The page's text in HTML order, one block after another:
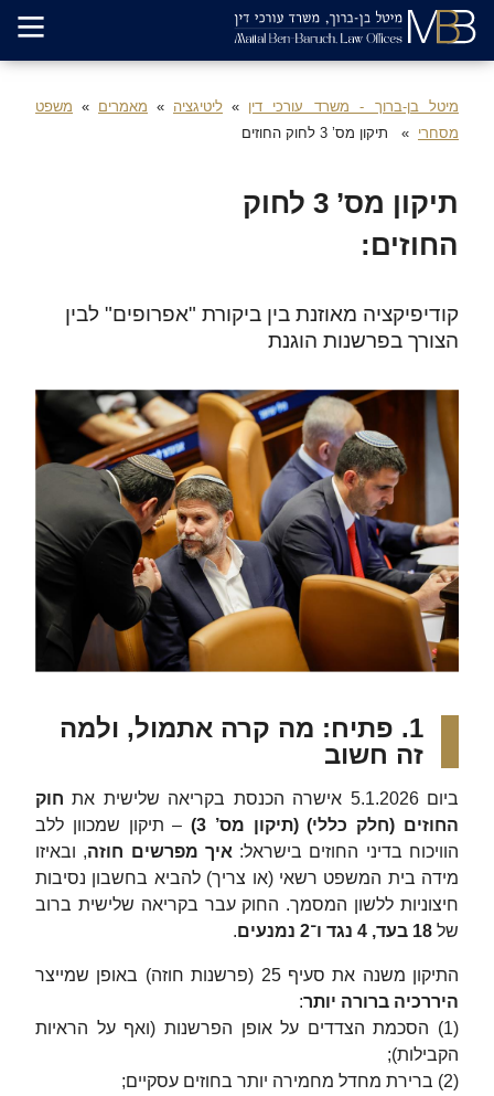
מיטל בן-ברוך - משרד עורכי דין ליטיגציה מאמרים
משפט
מסחרי
תיקון מס’ 3 לחוק החוזים
תיקון מס’ 3 לחוק
החוזים:
קודיפיקציה מאוזנת בין ביקורת "אפרופים" לבין
הצורך בפרשנות הוגנת
1. פתיח: מה קרה אתמול, ולמה
זה חשוב
ביום 5.1.2026 אישרה הכנסת בקריאה שלישית את
חוק
החוזים (חלק כללי) (תיקון מס’ 3)
– תיקון שמכוון ללב
הוויכוח בדיני החוזים בישראל: איך מפרשים חוזה, ובאיזו
מידה בית המשפט רשאי (או צריך) להביא בחשבון נסיבות
חיצוניות ללשון המסמך. החוק עבר בקריאה שלישית ברוב
של 18 בעד, 4 נגד ו־2 נמנעים .
התיקון משנה את סעיף 25 (פרשנות חוזה) באופן שמייצר
היררכיה ברורה יותר:
(1) הסכמת הצדדים על אופן הפרשנות (ואף על הראיות
הקבילות);
(2) ברירת מחדל מחמירה יותר בחוזים עסקיים;